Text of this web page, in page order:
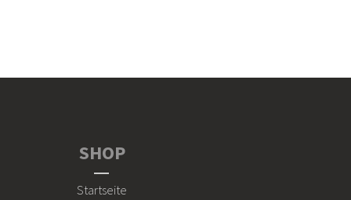
SHOP
Startseite